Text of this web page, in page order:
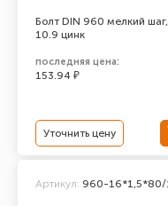
Болт DIN 960 мелкий
10.9 цинк
последняя цена:
153.94 ₽
Уточнить цену
Артикул: 960-16*1,5*80/